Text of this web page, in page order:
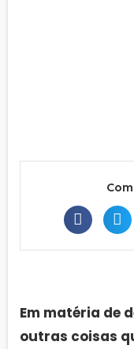
Em matéria de
outras coisas